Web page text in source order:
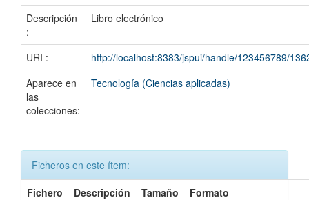
Descripción
:
Libro electrónico
URI :
http://localhost:8383/jspui/handle/123456789/
Aparece en
las
colecciones:
Tecnología (Ciencias aplicadas)
Ficheros en este ítem:
Fichero
Descripción Tamaño
Formato